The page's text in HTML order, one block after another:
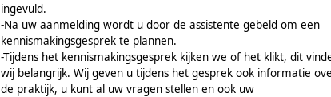
ingevuld.
-Na uw aanmelding wordt u door de assistente gebeld om een
kennismakingsgesprek te plannen.
-Tijdens het kennismakingsgesprek kijken we of het klikt, dit
wij belangrijk. Wij geven u tijdens het gesprek ook informatie
de praktijk, u kunt al uw vragen stellen en ook uw